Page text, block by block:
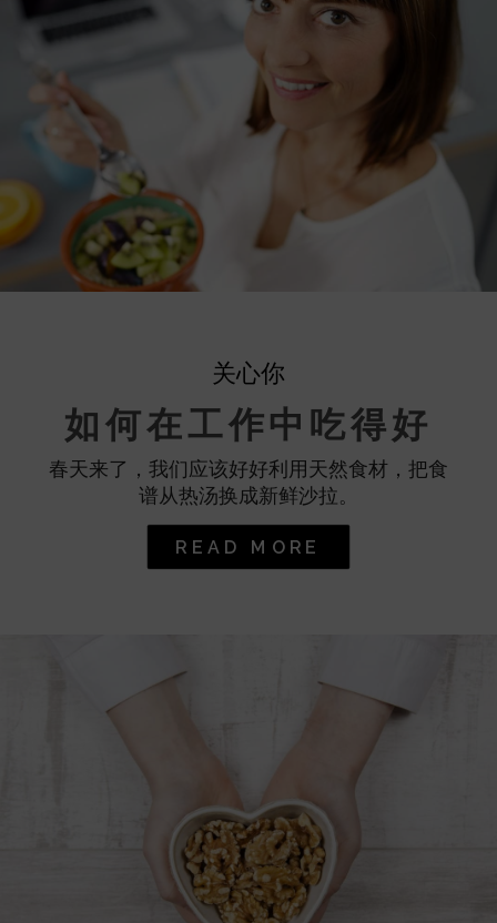
关心你
如何在工作中吃得好
春天来了，我们应该好好利用天然食材，把食
谱从热汤换成新鲜沙拉。
READ MORE